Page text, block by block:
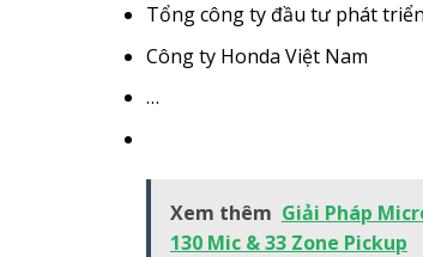
Tổng công ty đầu tư phát
Công ty Honda Việt Nam
…
Xem thêm Giải Pháp
130 Mic & 33 Zone Pickup